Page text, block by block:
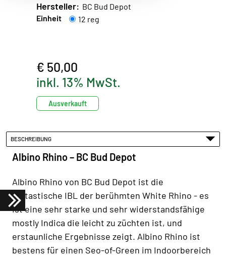
Hersteller: BC Bud Depot
Einheit
12 reg
€ 50,00
inkl. 13% MwSt.
Ausverkauft
BESCHREIBUNG
Albino Rhino – BC Bud Depot
Albino Rhino von BC Bud Depot ist die
fantastische IBL der berühmten White Rhino - es
ist eine sehr starke und sehr widerstandsfähige
mostly Indica die leicht zu züchten ist, und
erstaunliche Ergebnisse zeigt. Albino Rhino ist
bestens für einen Seo-of-Green im Indoorbereich